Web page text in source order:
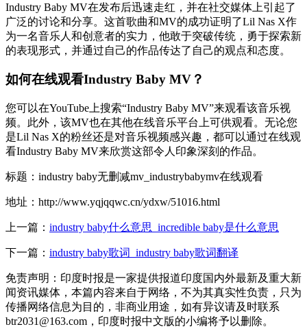
Industry Baby MV在发布后迅速走红，并在社交媒体上引起了
广泛的讨论和分享。这首歌曲和MV的成功证明了Lil Nas X作
为一名音乐人和创意者的实力，他敢于突破传统，勇于探索新
的表现形式，并通过自己的作品传达了自己的观点和态度。
如何在线观看Industry Baby MV？
您可以在YouTube上搜索“Industry Baby MV”来观看该音乐视
频。此外，该MV也在其他在线音乐平台上可供观看。无论您
是Lil Nas X的粉丝还是对音乐视频感兴趣，都可以通过在线观
看Industry Baby MV来欣赏这部令人印象深刻的作品。
标题：industry baby无删减mv_industrybabymv在线观看
地址：http://www.yqjqqwc.cn/ydxw/51016.html
上一篇： industry baby什么意思_incredible baby是什么意思
下一篇： industry baby歌词_industry baby歌词翻译
免责声明：印度时报是一家提供报道印度国内外最新及重大新
闻资讯媒体，本篇内容来自于网络，不为其真实性负责，只为
传播网络信息为目的，非商业用途，如有异议请及时联系
btr2031@163.com，印度时报中文版的小编将予以删除。